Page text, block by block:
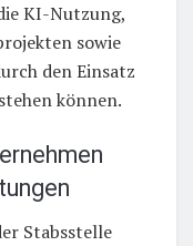
KI-Nutzung,
sowie
den Einsatz
können.
Stabsstelle